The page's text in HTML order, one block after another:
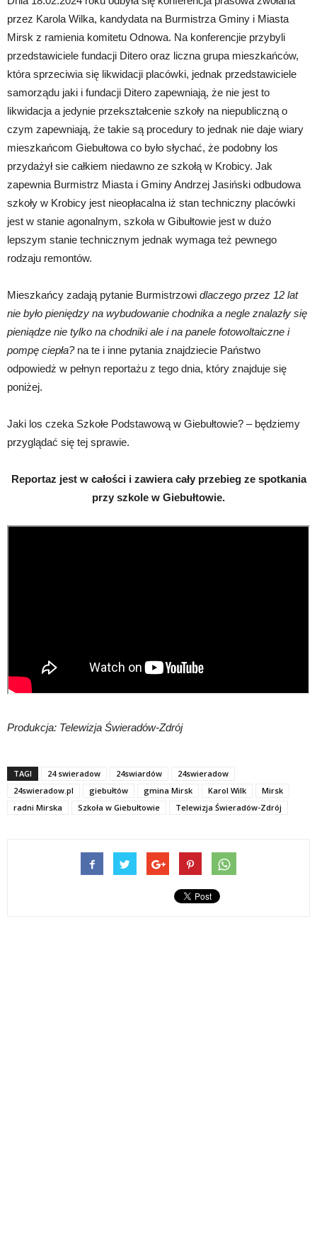
przez Karola Wilka, kandydata na Burmistrza Gminy i Miasta
Mirsk z ramienia komitetu Odnowa. Na konferencjie przybyli
przedstawiciele fundacji Ditero oraz liczna grupa mieszkańców,
która sprzeciwia się likwidacji placówki, jednak przedstawiciele
samorządu jaki i fundacji Ditero zapewniają, że nie jest to
likwidacja a jedynie przekształcenie szkoły na niepubliczną o
czym zapewniają, że takie są procedury to jednak nie daje wiary
mieszkańcom Giebułtowa co było słychać, że podobny los
przydażył sie całkiem niedawno ze szkołą w Krobicy. Jak
zapewnia Burmistrz Miasta i Gminy Andrzej Jasiński odbudowa
szkoły w Krobicy jest nieopłacalna iż stan techniczny placówki
jest w stanie agonalnym, szkoła w Gibułtowie jest w dużo
lepszym stanie technicznym jednak wymaga też pewnego
rodzaju remontów.
Mieszkańcy zadają pytanie Burmistrzowi dlaczego przez 12 lat
nie było pieniędzy na wybudowanie chodnika a negle znalazły się
pieniądze nie tylko na chodniki ale i na panele fotowoltaiczne i
pompę ciepła?na te i inne pytania znajdziecie Państwo
odpowiedż w pełnyn reportażu z tego dnia, który znajduje się
poniżej.
Jaki los czeka Szkołe Podstawową w Giebułtowie? – będziemy
przyglądać się tej sprawie.
Reportaz jest w całości i zawiera cały przebieg ze spotkania
przy szkole w Giebułtowie.
Produkcja: Telewizja Świeradów-Zdrój
TAGI 24 swieradow 24swiardów
24swieradow
24swieradow.pl
giebułtów gmina Mirsk Karol Wilk
Mirsk
radni Mirska
Szkoła w Giebułtowie Telewizja Świeradów-Zdrój